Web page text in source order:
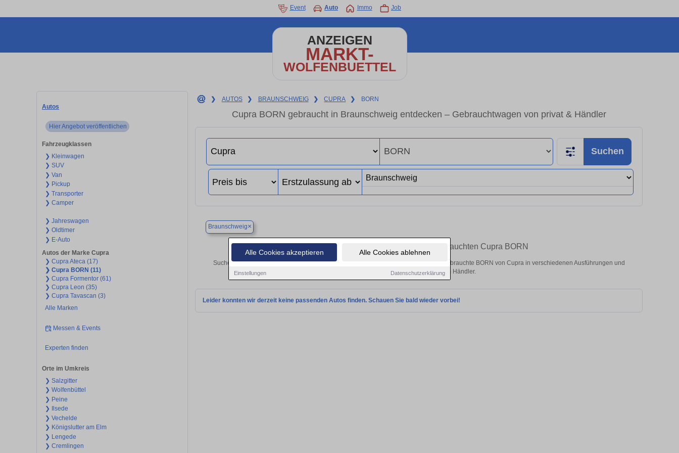
Alle Cookies akzeptieren Alle Cookies ablehnen
Einstellungen Datenschutzerklärung
Event Auto Immo Job
ANZEIGEN
MARKT-
WOLFENBUETTEL
Autos
Hier Angebot veröffentlichen
Fahrzeugklassen
❯ Kleinwagen
❯ SUV
❯ Van
❯ Pickup
❯ Transporter
❯ Camper
❯ Jahreswagen
❯ Oldtimer
❯ E-Auto
Autos der Marke Cupra
❯ Cupra Ateca (17)
❯ Cupra BORN (11)
❯ Cupra Formentor (61)
❯ Cupra Leon (35)
❯ Cupra Tavascan (3)
Alle Marken
Messen & Events
Experten finden
Orte im Umkreis
❯ Salzgitter
❯ Wolfenbüttel
❯ Peine
❯ Ilsede
❯ Vechelde
❯ Königslutter am Elm
❯ Lengede
❯ Cremlingen
❯ AUTOS ❯ BRAUNSCHWEIG ❯ CUPRA ❯ BORN
Cupra BORN gebraucht in Braunschweig entdecken – Gebrauchtwagen von privat & Händler
Suchen
Braunschweig×
Finden Sie in Braunschweig Ihren gebrauchten Cupra BORN
Suchen Sie in Braunschweig einen Cupra BORN Gebrauchtwagen? Entdecken Sie gebrauchte BORN von Cupra in verschiedenen Ausführungen und
Preisklassen von privat und vom Händler.
Leider konnten wir derzeit keine passenden Autos finden. Schauen Sie bald wieder vorbei!